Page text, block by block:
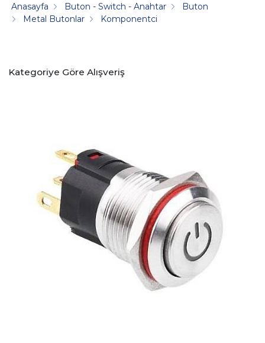
Anasayfa Buton - Switch - Anahtar
Buton
Metal Butonlar
Komponentci
Kategoriye Göre Alışveriş